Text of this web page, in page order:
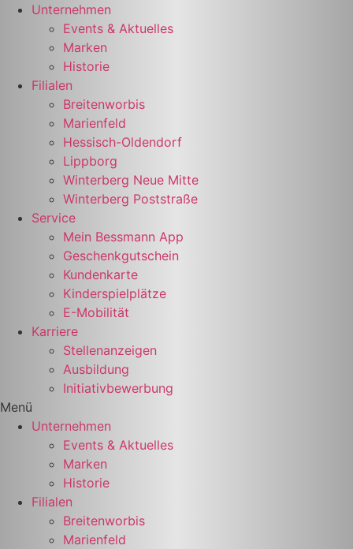
Zum
springen
Unternehmen
Events & Aktuelles
Marken
Historie
Filialen
Breitenworbis
Marienfeld
Hessisch-Oldendorf
Lippborg
Winterberg Neue Mitte
Winterberg Poststraße
Service
Mein Bessmann App
Geschenkgutschein
Kundenkarte
Kinderspielplätze
E-Mobilität
Karriere
Stellenanzeigen
Ausbildung
Initiativbewerbung
Menü
Unternehmen
Events & Aktuelles
Marken
Historie
Filialen
Breitenworbis
Marienfeld